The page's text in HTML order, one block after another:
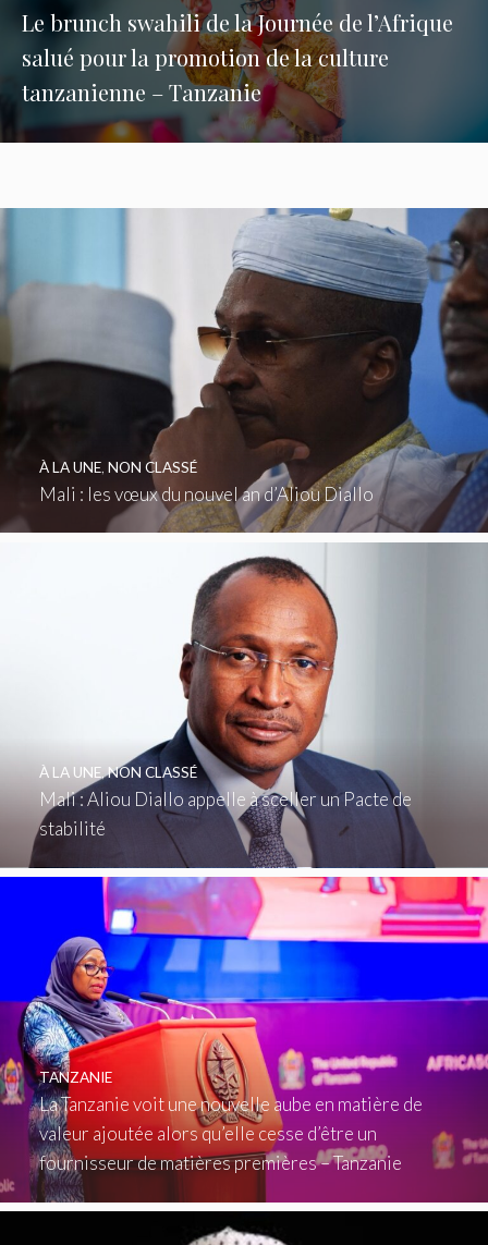
Le brunch swahili de la Journée de l’Afrique
salué pour la promotion de la culture
tanzanienne – Tanzanie
Mali : les vœux du nouvel an d’Aliou Diallo
À LA UNE, NON CLASSÉ
Mali : Aliou Diallo appelle à sceller un Pacte de
stabilité
À LA UNE,NON CLASSÉ
La Tanzanie voit une nouvelle aube en matière de
valeur ajoutée alors qu’elle cesse d’être un
fournisseur de matières premières – Tanzanie
TANZANIE